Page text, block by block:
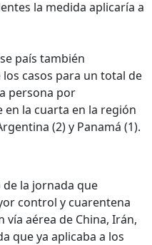
la medida aplicaría a
país también
casos para un total de
persona por
en la cuarta en la región
(2) y Panamá (1).
la jornada que
control y cuarentena
vía aérea de China, Irán,
que ya aplicaba a los